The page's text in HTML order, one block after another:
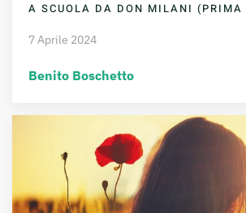
A SCUOLA DA DON MILANI (PRIMA
7 Aprile 2024
Benito Boschetto